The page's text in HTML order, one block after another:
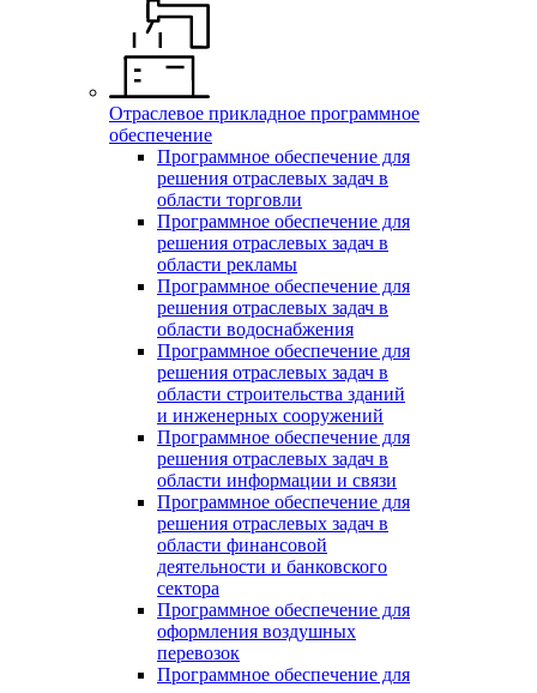
Отраслевое прикладное программное
обеспечение
Программное обеспечение для
решения отраслевых задач в
области торговли
Программное обеспечение для
решения отраслевых задач в
области рекламы
Программное обеспечение для
решения отраслевых задач в
области водоснабжения
Программное обеспечение для
решения отраслевых задач в
области строительства зданий
и инженерных сооружений
Программное обеспечение для
решения отраслевых задач в
области информации и связи
Программное обеспечение для
решения отраслевых задач в
области финансовой
деятельности и банковского
сектора
Программное обеспечение для
оформления воздушных
перевозок
Программное обеспечение для